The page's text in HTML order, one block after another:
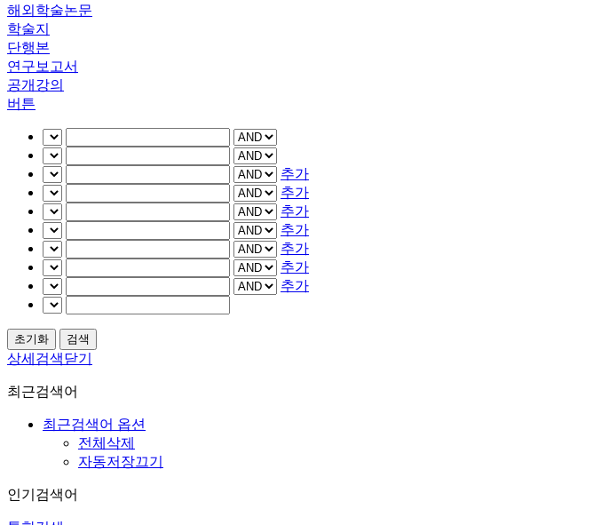
해외학술논문
학술지
단행본
연구보고서
공개강의
버튼
추가
추가
추가
추가
추가
추가
추가
상세검색닫기
최근검색어
최근검색어 옵션
전체삭제
자동저장끄기
인기검색어